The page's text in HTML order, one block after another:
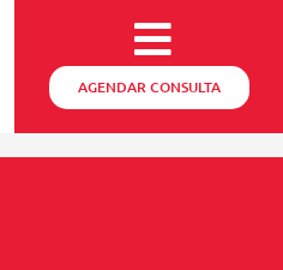
AGENDAR CONSULTA